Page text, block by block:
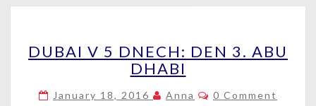
V
5
DEN
DUBAI V 5 DNECH: DEN 3. ABU
DHABI
January 18, 2016 Anna Comments
0 Comment